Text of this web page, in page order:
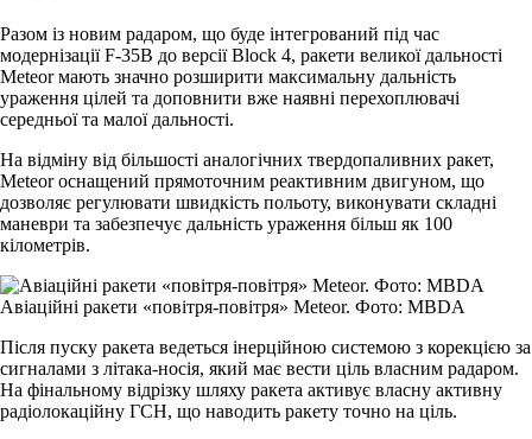
Разом із новим радаром, що буде інтегрований під час
модернізації F-35B до версії Block 4, ракети великої дальності
Meteor мають значно розширити максимальну дальність
ураження цілей та доповнити вже наявні перехоплювачі
середньої та малої дальності.
На відміну від більшості аналогічних твердопаливних ракет,
Meteor оснащений прямоточним реактивним двигуном, що
дозволяє регулювати швидкість польоту, виконувати складні
маневри та забезпечує дальність ураження більш як 100
кілометрів.
Авіаційні ракети «повітря-повітря» Meteor. Фото: MBDA
Після пуску ракета ведеться інерційною системою з корекцією за
сигналами з літака-носія, який має вести ціль власним радаром.
На фінальному відрізку шляху ракета активує власну активну
радіолокаційну ГСН, що наводить ракету точно на ціль.